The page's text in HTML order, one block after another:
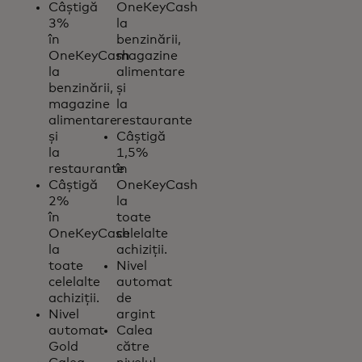
Câștigă
3%
în
OneKeyCash
la
benzinării,
magazine
alimentare
și
la
restaurante
Câștigă
2%
în
OneKeyCash
la
toate
celelalte
achiziții.
Nivel
automat
Gold
OneKeyCash
la
benzinării,
magazine
alimentare
și
la
restaurante
Câștigă
1,5%
în
OneKeyCash
la
toate
celelalte
achiziții.
Nivel
automat
de
argint
Calea
către